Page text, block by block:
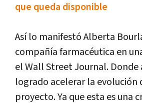
que queda disponible
Así lo manifestó Alberta
compañía farmacéutica en
el Wall Street Journal. Donde
logrado acelerar la evolución
proyecto. Ya que esta es una